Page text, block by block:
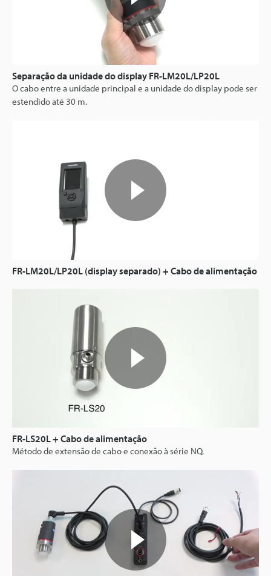
Separação da unidade do display FR-LM20L/LP20L
O cabo entre a unidade principal e a unidade do display pode ser
estendido até 30 m.
FR-LM20L/LP20L (display separado) + Cabo de alimentação
FR-LS20L + Cabo de alimentação
Método de extensão de cabo e conexão à série NQ.